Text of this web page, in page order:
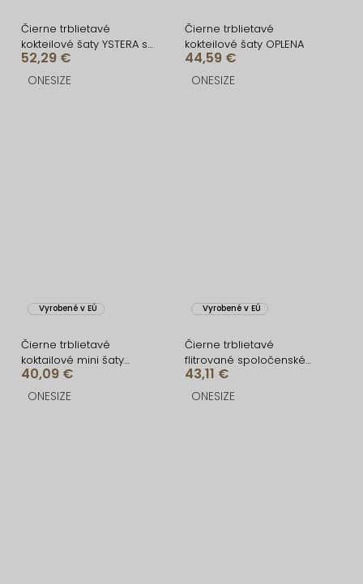
Čierne trblietavé
kokteilové šaty YSTERA s
dlhým rukávom
52,29 €
ONESIZE
Čierne trblietavé
kokteilové šaty OPLENA
44,59 €
ONESIZE
Vyrobené v EÚ
Čierne trblietavé
koktailové mini šaty
VEKOMA
40,09 €
ONESIZE
Vyrobené v EÚ
Čierne trblietavé
flitrované spoločenské
šaty LORVEA na ramienka
43,11 €
ONESIZE